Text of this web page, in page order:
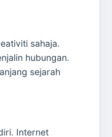
sahaja.
hubungan.
sejarah
Internet